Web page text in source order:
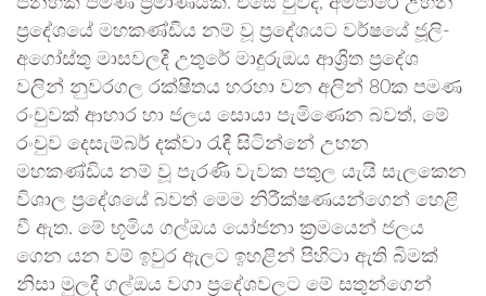
ප්‍රදේශයේ මහකණ්ඩිය නම් වූ ප්‍රදේශයට වර්ෂයේ ජූලි-
අගෝස්තු මාසවලදී උතුරේ මාදුරුඔය ආශ්‍රිත ප්‍රදේශ
වලින් නුවරගල රක්ෂිතය හරහා වන අලින් 80ක පමණ
රංචුවක් ආහාර හා ජලය සොයා පැමිණෙන බවත්, මේ
රංචුව දෙසැම්බර් දක්වා රැඳී සිටින්නේ උහන
මහකණ්ඩිය නම් වූ පැරණි වැවක පතුල යැයි සැලකෙන
විශාල ප්‍රදේශයේ බවත් මෙම නිරීක්ෂණයන්ගෙන් හෙළි
වී ඇත. මේ භූමිය ගල්ඔය යෝජනා ක්‍රමයෙන් ජලය
ගෙන යන වම් ඉවුර ඇලට ඉහළින් පිහිටා ඇති බිමක්
නිසා මුලදී ගල්ඔය වගා ප්‍රදේශවලට මේ සතුන්ගෙන්